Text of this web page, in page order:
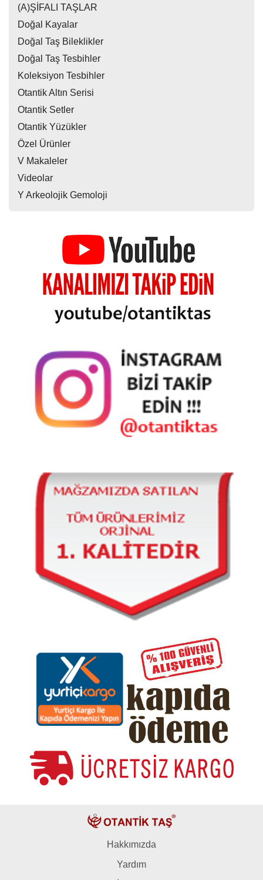
(A)ŞİFALI TAŞLAR
Doğal Kayalar
Doğal Taş Bileklikler
Doğal Taş Tesbihler
Koleksiyon Tesbihler
Otantik Altın Serisi
Otantik Setler
Otantik Yüzükler
Özel Ürünler
V Makaleler
Videolar
Y Arkeolojik Gemoloji
Hakkımızda
Yardım